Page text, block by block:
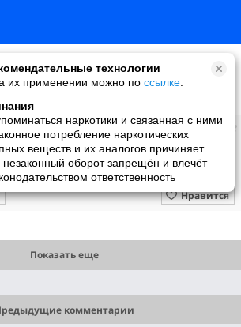
технологии
их применении можно по ссылке
наркотики и связанная с ними
потребление наркотических
веществ и их аналогов причиняет
оборот запрещён и влечёт
ответственность
Нравится
Показать еще
комментарии